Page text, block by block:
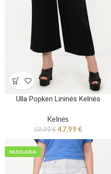
Ulla Popken Lininės Kelnės
Kelnės
59,99€47,99 €
NUOLAIDA